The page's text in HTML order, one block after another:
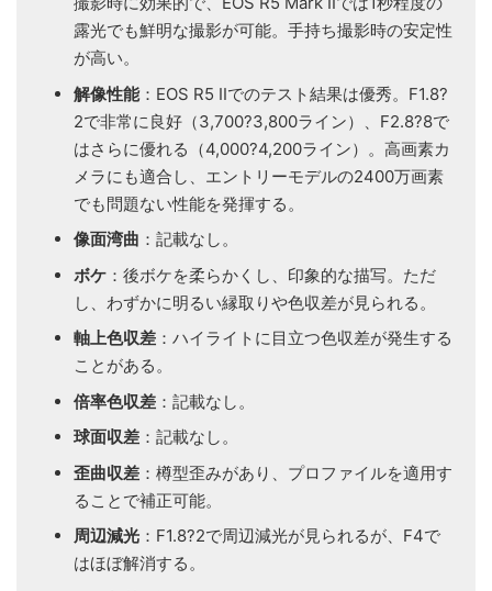
露光でも鮮明な撮影が可能。手持ち撮影時の安定性
が高い。
解像性能：EOS R5 IIでのテスト結果は優秀。F1.8?
2で非常に良好（3,700?3,800ライン）、F2.8?8で
はさらに優れる（4,000?4,200ライン）。高画素カ
メラにも適合し、エントリーモデルの2400万画素
でも問題ない性能を発揮する。
像面湾曲 ：記載なし。
ボケ ：後ボケを柔らかくし、印象的な描写。ただ
し、わずかに明るい縁取りや色収差が見られる。
軸上色収差 ：ハイライトに目立つ色収差が発生する
ことがある。
倍率色収差 ：記載なし。
球面収差 ：記載なし。
歪曲収差 ：樽型歪みがあり、プロファイルを適用す
ることで補正可能。
周辺減光 ：F1.8?2で周辺減光が見られるが、F4で
はほぼ解消する。